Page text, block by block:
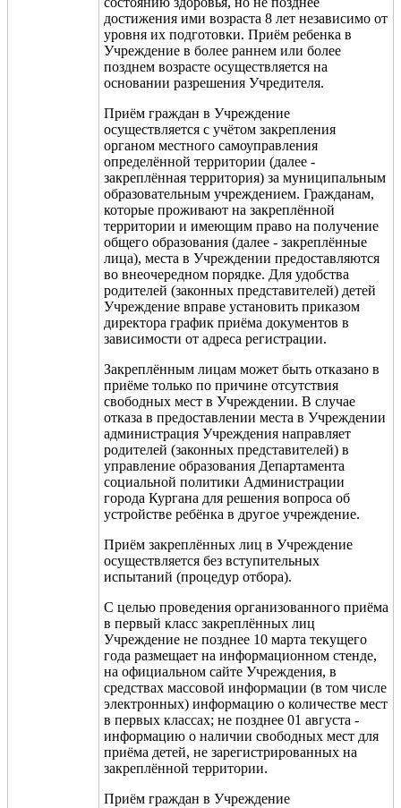
достижения ими возраста 8 лет независимо от
уровня их подготовки. Приём ребенка в
Учреждение в более раннем или более
позднем возрасте осуществляется на
основании разрешения Учредителя.
Приём граждан в Учреждение
осуществляется с учётом закрепления
органом местного самоуправления
определённой территории (далее -
закреплённая территория) за муниципальным
образовательным учреждением. Гражданам,
которые проживают на закреплённой
территории и имеющим право на получение
общего образования (далее - закреплённые
лица), места в Учреждении предоставляются
во внеочередном порядке. Для удобства
родителей (законных представителей) детей
Учреждение вправе установить приказом
директора график приёма документов в
зависимости от адреса регистрации.
Закреплённым лицам может быть отказано в
приёме только по причине отсутствия
свободных мест в Учреждении. В случае
отказа в предоставлении места в Учреждении
администрация Учреждения направляет
родителей (законных представителей) в
управление образования Департамента
социальной политики Администрации
города Кургана для решения вопроса об
устройстве ребёнка в другое учреждение.
Приём закреплённых лиц в Учреждение
осуществляется без вступительных
испытаний (процедур отбора).
С целью проведения организованного приёма
в первый класс закреплённых лиц
Учреждение не позднее 10 марта текущего
года размещает на информационном стенде,
на официальном сайте Учреждения, в
средствах массовой информации (в том числе
электронных) информацию о количестве мест
в первых классах; не позднее 01 августа -
информацию о наличии свободных мест для
приёма детей, не зарегистрированных на
закреплённой территории.
Приём граждан в Учреждение